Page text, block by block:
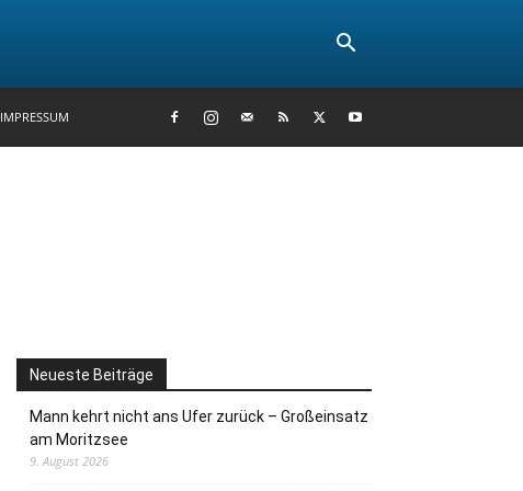
IMPRESSUM
Neueste Beiträge
Mann kehrt nicht ans Ufer zurück – Großeinsatz
am Moritzsee
9. August 2026